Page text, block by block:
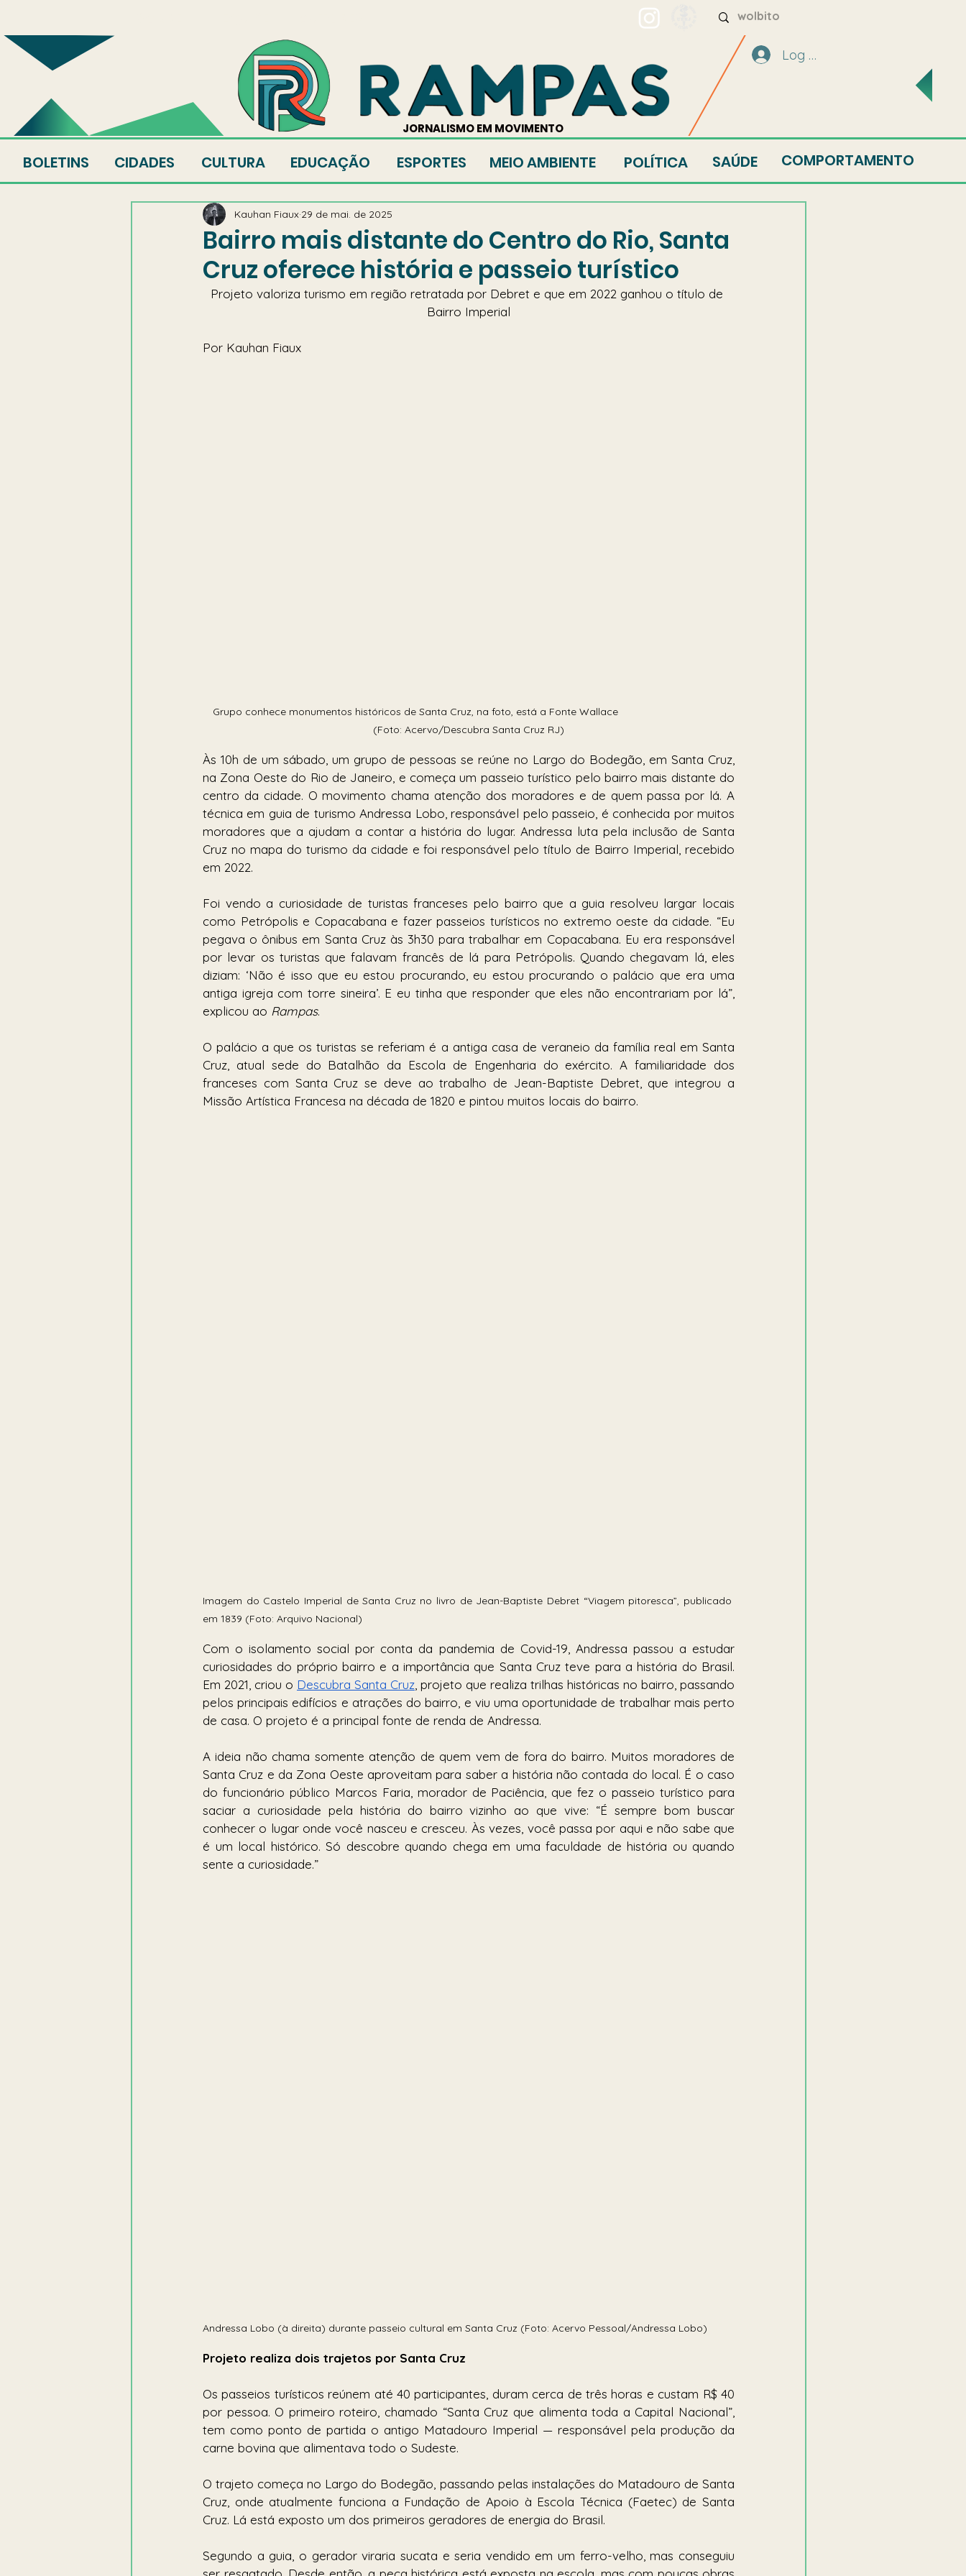
JORNALISMO EM MOVIMENTO
Log In
CIDADES CULTURA
BOLETINS ESPORTES MEIO AMBIENTE
EDUCAÇÃO POLÍTICA SAÚDE COMPORTAMENTO
Bairro mais distante do Centro do Rio, Santa
Cruz oferece história e passeio turístico
Kauhan Fiaux 29 de mai. de 2025
Projeto valoriza turismo em região retratada por Debret e que em 2022 ganhou o título de
Bairro Imperial
Por Kauhan Fiaux
Grupo conhece monumentos históricos de Santa Cruz, na foto, está a Fonte Wallace
(Foto: Acervo/Descubra Santa Cruz RJ)
Às 10h de um sábado, um grupo de pessoas se reúne no Largo do Bodegão, em Santa Cruz,
na Zona Oeste do Rio de Janeiro, e começa um passeio turístico pelo bairro mais distante do
centro da cidade. O movimento chama atenção dos moradores e de quem passa por lá. A
técnica em guia de turismo Andressa Lobo, responsável pelo passeio, é conhecida por muitos
moradores que a ajudam a contar a história do lugar. Andressa luta pela inclusão de Santa
Cruz no mapa do turismo da cidade e foi responsável pelo título de Bairro Imperial, recebido
em 2022.
Foi vendo a curiosidade de turistas franceses pelo bairro que a guia resolveu largar locais
como Petrópolis e Copacabana e fazer passeios turísticos no extremo oeste da cidade. “Eu
pegava o ônibus em Santa Cruz às 3h30 para trabalhar em Copacabana. Eu era responsável
por levar os turistas que falavam francês de lá para Petrópolis. Quando chegavam lá, eles
diziam: ‘Não é isso que eu estou procurando, eu estou procurando o palácio que era uma
antiga igreja com torre sineira’. E eu tinha que responder que eles não encontrariam por lá”,
explicou ao Rampas.
O palácio a que os turistas se referiam é a antiga casa de veraneio da família real em Santa
Cruz, atual sede do Batalhão da Escola de Engenharia do exército. A familiaridade dos
franceses com Santa Cruz se deve ao trabalho de Jean-Baptiste Debret, que integrou a
Missão Artística Francesa na década de 1820 e pintou muitos locais do bairro.
Imagem do Castelo Imperial de Santa Cruz no livro de Jean-Baptiste Debret “Viagem pitoresca”, publicado
em 1839 (Foto: Arquivo Nacional)
Com o isolamento social por conta da pandemia de Covid-19, Andressa passou a estudar
curiosidades do próprio bairro e a importância que Santa Cruz teve para a história do Brasil.
Em 2021, criou o Descubra Santa Cruz , projeto que realiza trilhas históricas no bairro, passando
pelos principais edifícios e atrações do bairro, e viu uma oportunidade de trabalhar mais perto
de casa. O projeto é a principal fonte de renda de Andressa.
A ideia não chama somente atenção de quem vem de fora do bairro. Muitos moradores de
Santa Cruz e da Zona Oeste aproveitam para saber a história não contada do local. É o caso
do funcionário público Marcos Faria, morador de Paciência, que fez o passeio turístico para
saciar a curiosidade pela história do bairro vizinho ao que vive: “É sempre bom buscar
conhecer o lugar onde você nasceu e cresceu. Às vezes, você passa por aqui e não sabe que
é um local histórico. Só descobre quando chega em uma faculdade de história ou quando
sente a curiosidade.”
Andressa Lobo (à direita) durante passeio cultural em Santa Cruz (Foto: Acervo Pessoal/Andressa Lobo)
Projeto realiza dois trajetos por Santa Cruz
Os passeios turísticos reúnem até 40 participantes, duram cerca de três horas e custam R$ 40
por pessoa. O primeiro roteiro, chamado “Santa Cruz que alimenta toda a Capital Nacional”,
tem como ponto de partida o antigo Matadouro Imperial — responsável pela produção da
carne bovina que alimentava todo o Sudeste.
O trajeto começa no Largo do Bodegão, passando pelas instalações do Matadouro de Santa
Cruz, onde atualmente funciona a Fundação de Apoio à Escola Técnica (Faetec) de Santa
Cruz. Lá está exposto um dos primeiros geradores de energia do Brasil.
Segundo a guia, o gerador viraria sucata e seria vendido em um ferro-velho, mas conseguiu